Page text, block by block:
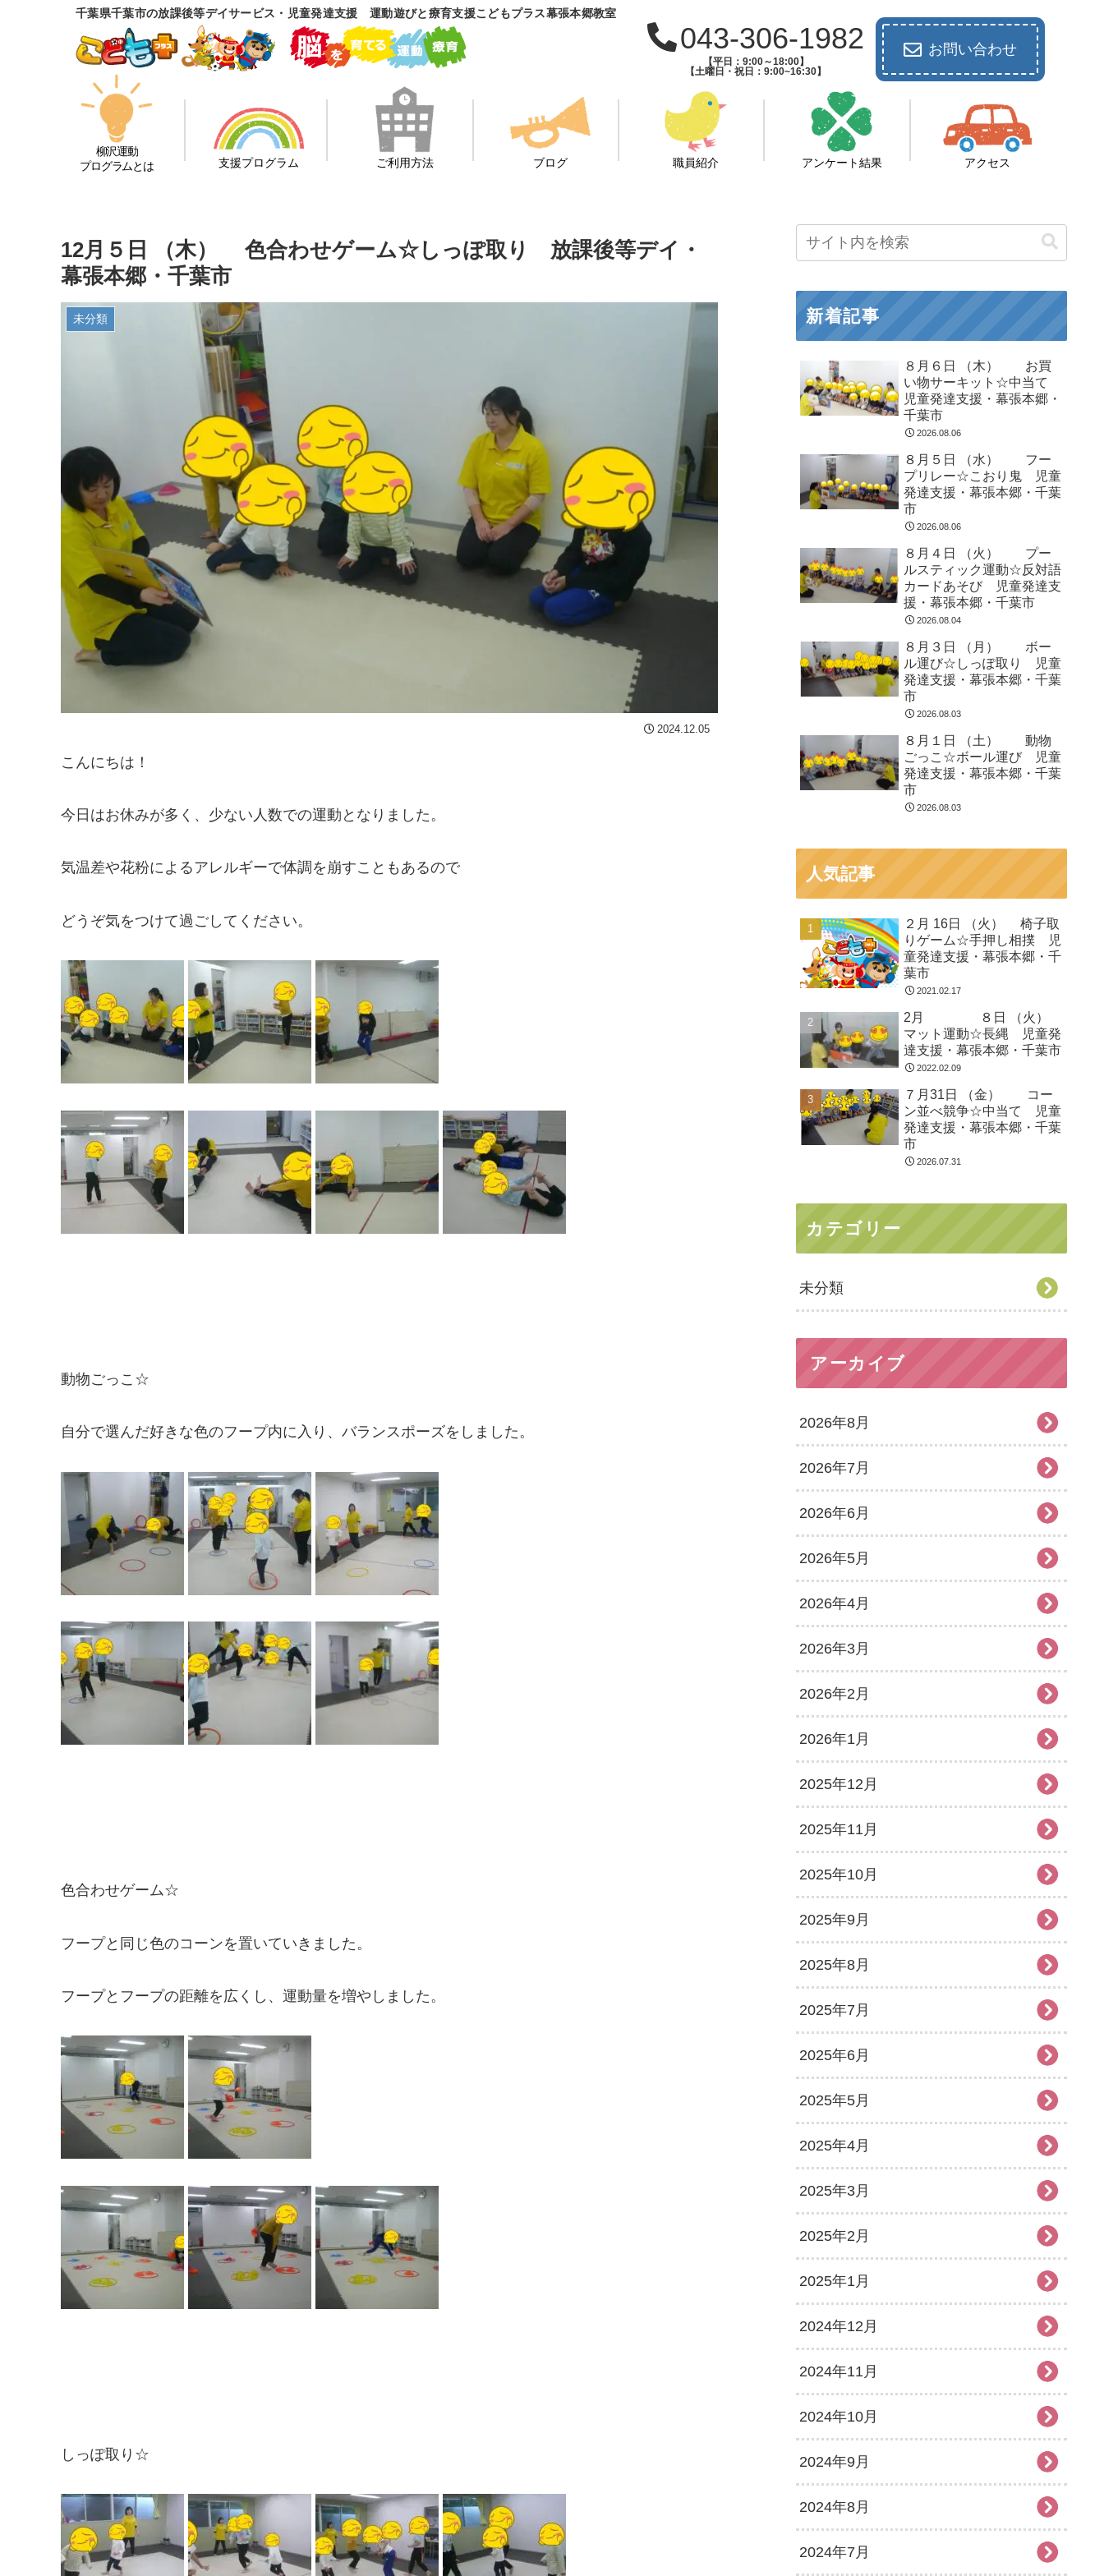
千葉県千葉市の放課後等デイサービス・児童発達支援 運動遊びと療育支援こどもプラス幕張本郷教室
043-306-1982
【平日：9:00～18:00】
【土曜日・祝日：9:00~16:30】
お問い合わせ
柳沢運動
プログラムとは
支援プログラム ご利用方法 ブログ 職員紹介 アンケート結果 アクセス
12月５日 （木） 色合わせゲーム☆しっぽ取り 放課後等デイ・
幕張本郷・千葉市
未分類
2024.12.05
こんにちは！
今日はお休みが多く、少ない人数での運動となりました。
気温差や花粉によるアレルギーで体調を崩すこともあるので
どうぞ気をつけて過ごしてください。
動物ごっこ☆
自分で選んだ好きな色のフープ内に入り、バランスポーズをしました。
色合わせゲーム☆
フープと同じ色のコーンを置いていきました。
フープとフープの距離を広くし、運動量を増やしました。
しっぽ取り☆
新着記事
８月６日 （木） お買
い物サーキット☆中当て
児童発達支援・幕張本郷・
千葉市
2026.08.06
８月５日 （水） フー
プリレー☆こおり鬼 児童
発達支援・幕張本郷・千葉
市
2026.08.06
８月４日 （火） プー
ルスティック運動☆反対語
カードあそび 児童発達支
援・幕張本郷・千葉市
2026.08.04
８月３日 （月） ボー
ル運び☆しっぽ取り 児童
発達支援・幕張本郷・千葉
市
2026.08.03
８月１日 （土） 動物
ごっこ☆ボール運び 児童
発達支援・幕張本郷・千葉
市
2026.08.03
人気記事
２月 16日 （火） 椅子取
りゲーム☆手押し相撲 児
童発達支援・幕張本郷・千
葉市
2021.02.17
2月 ８日 （火）
マット運動☆長縄 児童発
達支援・幕張本郷・千葉市
2022.02.09
７月31日 （金） コー
ン並べ競争☆中当て 児童
発達支援・幕張本郷・千葉
市
2026.07.31
カテゴリー
未分類
アーカイブ
2026年8月
2026年7月
2026年6月
2026年5月
2026年4月
2026年3月
2026年2月
2026年1月
2025年12月
2025年11月
2025年10月
2025年9月
2025年8月
2025年7月
2025年6月
2025年5月
2025年4月
2025年3月
2025年2月
2025年1月
2024年12月
2024年11月
2024年10月
2024年9月
2024年8月
2024年7月